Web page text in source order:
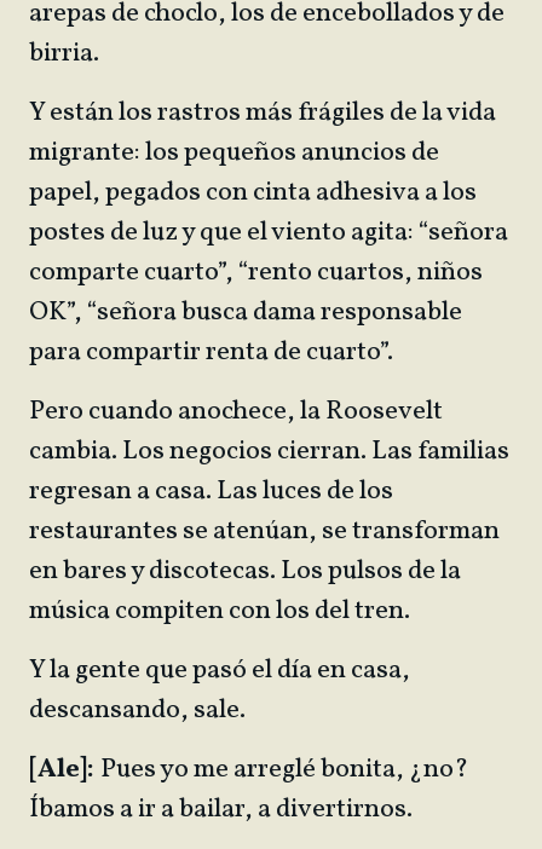
arepas de choclo, los de encebollados y de
birria.
Y están los rastros más frágiles de la vida
migrante: los pequeños anuncios de
papel, pegados con cinta adhesiva a los
postes de luz y que el viento agita: “señora
comparte cuarto”, “rento cuartos, niños
OK”, “señora busca dama responsable
para compartir renta de cuarto”.
Pero cuando anochece, la Roosevelt
cambia. Los negocios cierran. Las familias
regresan a casa. Las luces de los
restaurantes se atenúan, se transforman
en bares y discotecas. Los pulsos de la
música compiten con los del tren.
Y la gente que pasó el día en casa,
descansando, sale.
[Ale]: Pues yo me arreglé bonita, ¿no?
Íbamos a ir a bailar, a divertirnos.